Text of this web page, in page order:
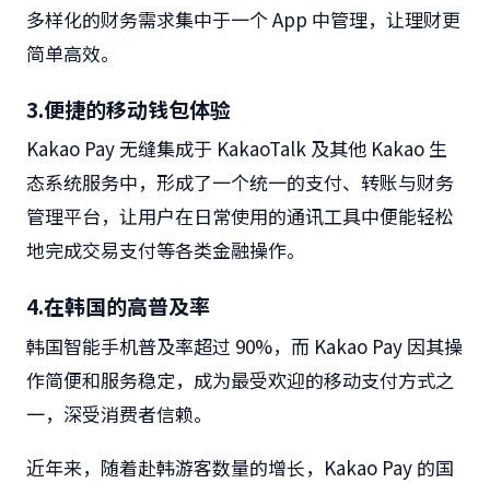
多样化的财务需求集中于一个App 中管理，让理财更
简单高效。
3.便捷的移动钱包体验
Kakao Pay无缝集成于 KakaoTalk 及其他 Kakao 生
态系统服务中，形成了一个统一的支付、转账与财务
管理平台，让用户在日常使用的通讯工具中便能轻松
地完成交易支付等各类金融操作。
4.在韩国的高普及率
韩国智能手机普及率超过 90%，而 Kakao Pay 因其操
作简便和服务稳定，成为最受欢迎的移动支付方式之
一，深受消费者信赖。
近年来，随着赴韩游客数量的增长， Kakao Pay 的国